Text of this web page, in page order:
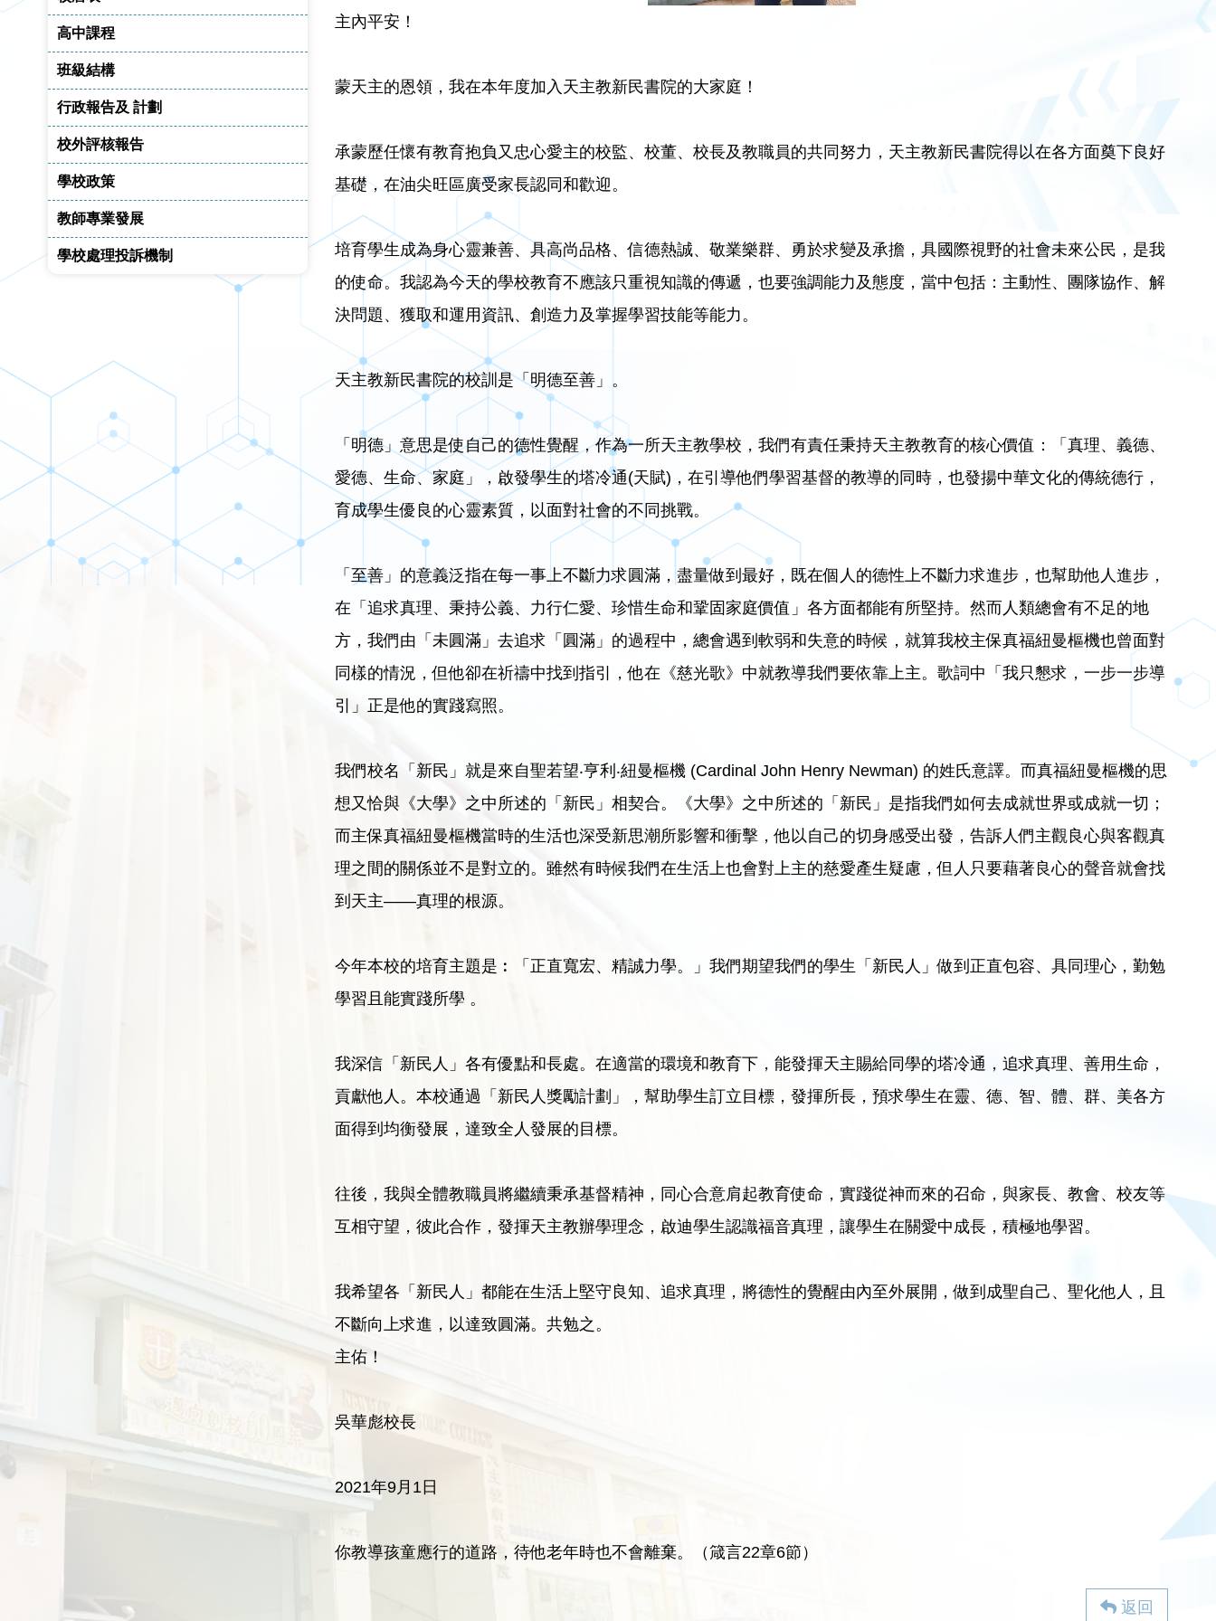
高中課程
班級結構
行政報告及 計劃
校外評核報告
學校政策
教師專業發展
學校處理投訴機制
主內平安！
蒙天主的恩領，我在本年度加入天主教新民書院的大家庭！
承蒙歷任懷有教育抱負又忠心愛主的校監、校董、校長及教職員的共同努力，天主教新民書院得以在各方面奠下良好
基礎，在油尖旺區廣受家長認同和歡迎。
培育學生成為身心靈兼善、具高尚品格、信德熱誠、敬業樂群、勇於求變及承擔，具國際視野的社會未來公民，是我
的使命。我認為今天的學校教育不應該只重視知識的傳遞，也要強調能力及態度，當中包括：主動性、團隊協作、解
決問題、獲取和運用資訊、創造力及掌握學習技能等能力。
天主教新民書院的校訓是「明德至善」。
「明德」意思是使自己的德性覺醒，作為一所天主教學校，我們有責任秉持天主教教育的核心價值：「真理、義德、
愛德、生命、家庭」，啟發學生的塔冷通(天賦)，在引導他們學習基督的教導的同時，也發揚中華文化的傳統德行，
育成學生優良的心靈素質，以面對社會的不同挑戰。
「至善」的意義泛指在每一事上不斷力求圓滿，盡量做到最好，既在個人的德性上不斷力求進步，也幫助他人進步，
在「追求真理、秉持公義、力行仁愛、珍惜生命和鞏固家庭價值」各方面都能有所堅持。然而人類總會有不足的地
方，我們由「未圓滿」去追求「圓滿」的過程中，總會遇到軟弱和失意的時候，就算我校主保真福紐曼樞機也曾面對
同樣的情況，但他卻在祈禱中找到指引，他在《慈光歌》中就教導我們要依靠上主。歌詞中「我只懇求，一步一步導
引」正是他的實踐寫照。
我們校名「新民」就是來自聖若望‧亨利‧紐曼樞機 (Cardinal John Henry Newman) 的姓氏意譯。而真福紐曼樞機的思
想又恰與《大學》之中所述的「新民」相契合。《大學》之中所述的「新民」是指我們如何去成就世界或成就一切；
而主保真福紐曼樞機當時的生活也深受新思潮所影響和衝擊，他以自己的切身感受出發，告訴人們主觀良心與客觀真
理之間的關係並不是對立的。雖然有時候我們在生活上也會對上主的慈愛產生疑慮，但人只要藉著良心的聲音就會找
到天主——真理的根源。
今年本校的培育主題是︰「正直寬宏、精誠力學。」我們期望我們的學生「新民人」做到正直包容、具同理心，勤勉
學習且能實踐所學 。
我深信「新民人」各有優點和長處。在適當的環境和教育下，能發揮天主賜給同學的塔冷通，追求真理、善用生命，
貢獻他人。本校通過「新民人獎勵計劃」，幫助學生訂立目標，發揮所長，預求學生在靈、德、智、體、群、美各方
面得到均衡發展，達致全人發展的目標。
往後，我與全體教職員將繼續秉承基督精神，同心合意肩起教育使命，實踐從神而來的召命，與家長、教會、校友等
互相守望，彼此合作，發揮天主教辦學理念，啟迪學生認識福音真理，讓學生在關愛中成長，積極地學習。
我希望各「新民人」都能在生活上堅守良知、追求真理，將德性的覺醒由內至外展開，做到成聖自己、聖化他人，且
不斷向上求進，以達致圓滿。共勉之。
主佑！
吳華彪校長
2021年9月1日
你教導孩童應行的道路，待他老年時也不會離棄。（箴言22章6節）
返回